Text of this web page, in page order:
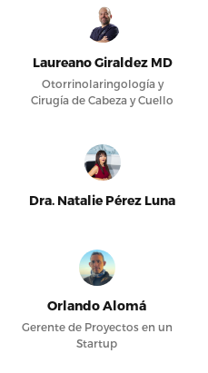
Laureano Giraldez MD
Otorrinolaringología y
Cirugía de Cabeza y Cuello
Dra. Natalie Pérez Luna
Orlando Alomá
Gerente de Proyectos en un
Startup